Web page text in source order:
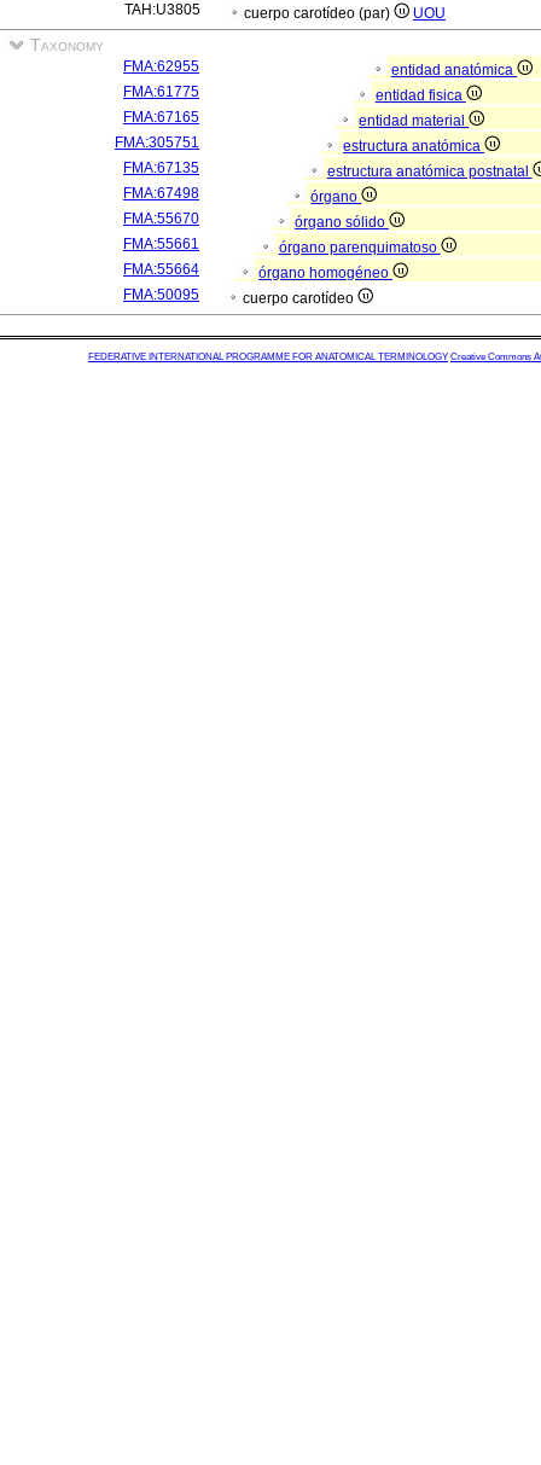
TAH:U3805
cuerpo carotídeo (par) UOU
Taxonomy
FMA:62955
entidad anatómica
FMA:61775
entidad fisica
FMA:67165
entidad material
FMA:305751
estructura anatómica
FMA:67135
estructura anatómica postnatal
FMA:67498
órgano
FMA:55670
órgano sólido
FMA:55661
órgano parenquimatoso
FMA:55664
órgano homogéneo
FMA:50095
cuerpo carotídeo
FEDERATIVE INTERNATIONAL PROGRAMME FOR ANATOMICAL TERMINOLOGY Creative Commons